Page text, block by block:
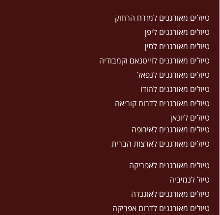
טיולים מאורגנים למזרח הרחוק
טיולים מאורגנים ליפן
טיולים מאורגנים לסין
טיולים מאורגנים לוייטנאם וקמבודיה
טיולים מאורגנים לנפאל
טיולים מאורגנים להודו
טיולים מאורגנים לדרום קוריאה
טיולים ליונאן
טיולים מאורגנים לאירופה
טיולים מאורגנים לארצות הברית
טיולים מאורגנים לאפריקה
טיול לנמיביה
טיולים מאורגנים לאוגנדה
טיולים מאורגנים לדרום אפריקה